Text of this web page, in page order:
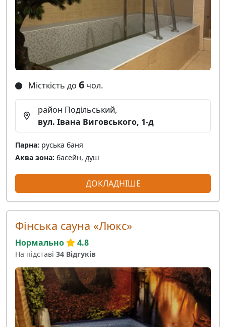
Місткість до 6 чол.
район Подільський,
вул. Івана Виговського, 1-д
Парна: руська баня
Аква зона: басейн, душ
ДОКЛАДНІШЕ
Фінська сауна «Люкс»
Нормально 4.8
На підставі 34 Відгуків